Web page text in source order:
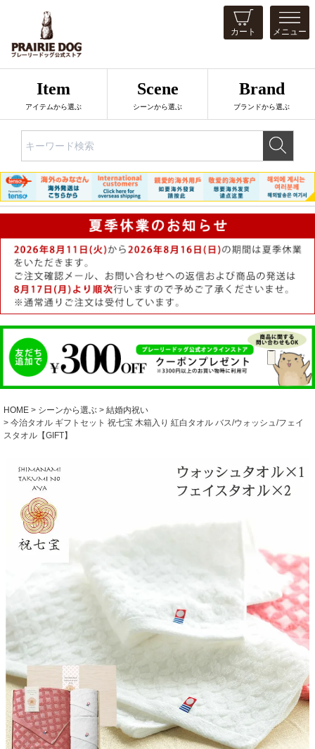
カート メニュー
Item
アイテムから選ぶ
Scene
シーンから選ぶ
Brand
ブランドから選ぶ
HOME シーンから選ぶ
結婚内祝い
今治タオル ギフトセット 祝七宝 木箱入り 紅白タオル バス/ウォッシュ/フェイ
スタオル【GIFT】
検索